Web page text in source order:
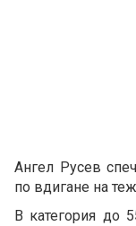
Ангел Русев
по вдигане на
В категория до